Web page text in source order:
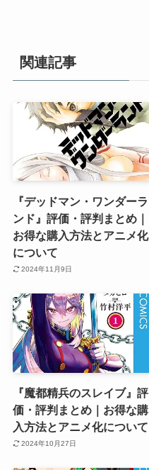
関連記事
『デッドマン・ワンダーラ
ンド』評価・評判まとめ｜
お得な購入方法とアニメ化
について
2024年11月9日
『魔都精兵のスレイブ』評
価・評判まとめ｜お得な購
入方法とアニメ化について
2024年10月27日